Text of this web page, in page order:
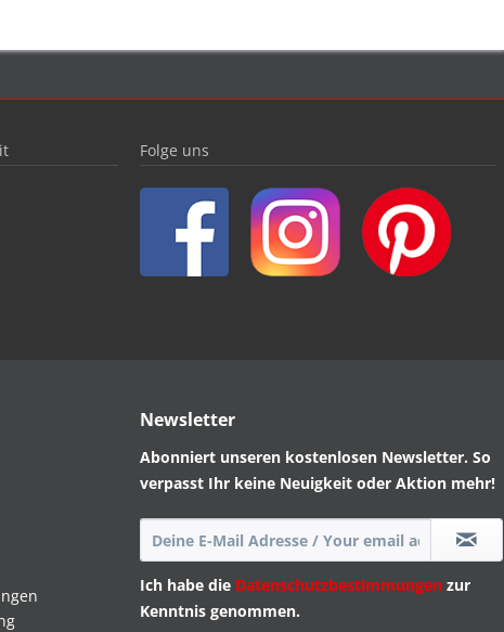
Folge uns
Newsletter
Abonniert unseren kostenlosen Newsletter. So
verpasst Ihr keine Neuigkeit oder Aktion mehr!
Ich habe die Datenschutzbestimmungen zur
Kenntnis genommen.